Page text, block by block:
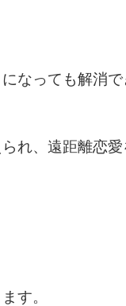
なっても解消で
れ、遠距離恋愛
す。